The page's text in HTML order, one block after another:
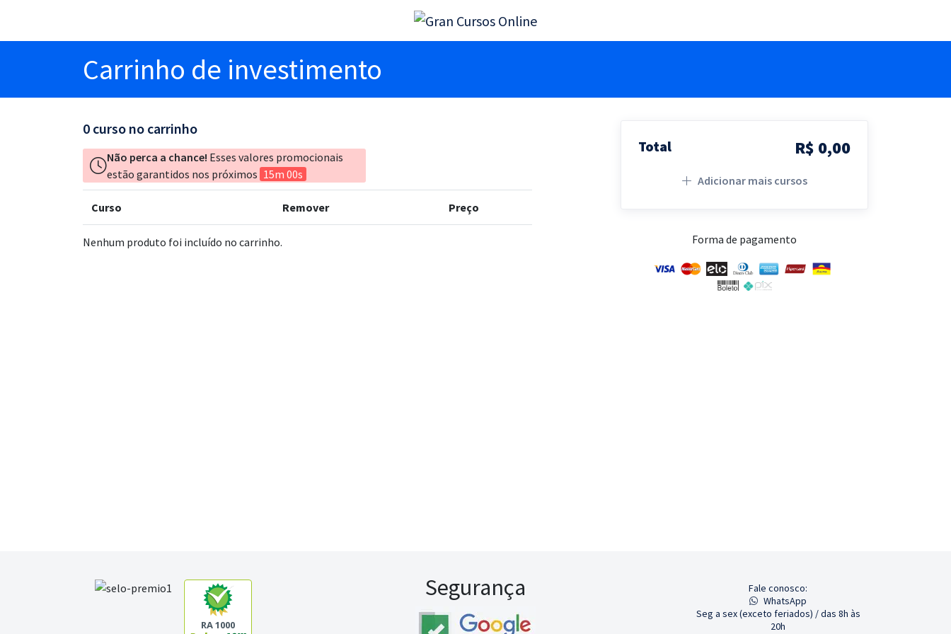
Carrinho de investimento
0 curso no carrinho
Não perca a chance! Esses valores promocionais
estão garantidos nos próximos 15m 00s
Curso Remover Preço
Nenhum produto foi incluído no carrinho.
Total R$ 0,00
Adicionar mais cursos
Forma de pagamento
RA 1000
Segurança
Fale conosco:
WhatsApp
Seg a sex (exceto feriados) / das 8h às
20h